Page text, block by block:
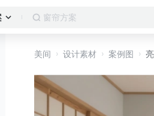
客厅
美间 设计素材 案例图